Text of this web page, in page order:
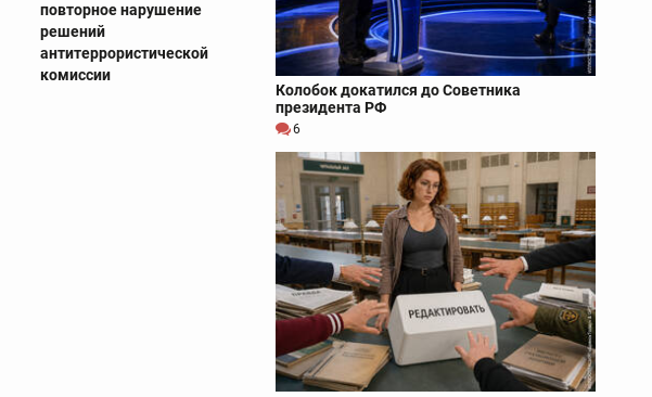
повторное нарушение
решений
антитеррористической
комиссии
Колобок докатился до Советника
президента РФ
6